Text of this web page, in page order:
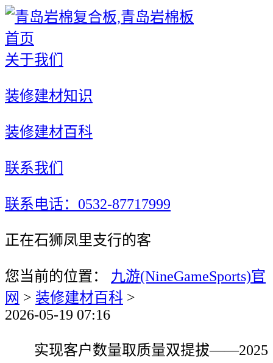
首页
关于我们
装修建材知识
装修建材百科
联系我们
联系电话：0532-87717999
正在石狮凤里支行的客
您当前的位置： 九游(NineGameSports)官
网 > 装修建材百科 >
2026-05-19 07:16
实现客户数量取质量双提拔——2025